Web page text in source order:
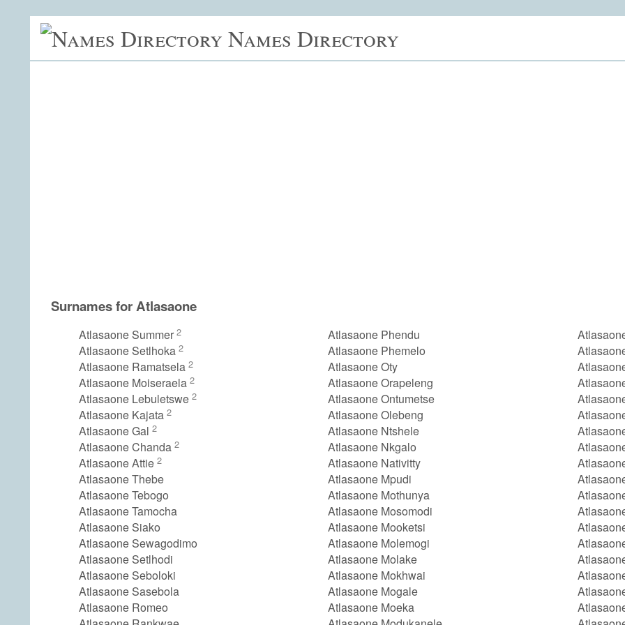
Names Directory
Surnames for Atlasaone
Atlasaone Summer 2
Atlasaone Setlhoka 2
Atlasaone Ramatsela 2
Atlasaone Moiseraela 2
Atlasaone Lebuletswe 2
Atlasaone Kajata 2
Atlasaone Gal 2
Atlasaone Chanda 2
Atlasaone Attie 2
Atlasaone Thebe
Atlasaone Tebogo
Atlasaone Tamocha
Atlasaone Siako
Atlasaone Sewagodimo
Atlasaone Setlhodi
Atlasaone Seboloki
Atlasaone Sasebola
Atlasaone Romeo
Atlasaone Phendu
Atlasaone Phemelo
Atlasaone Oty
Atlasaone Orapeleng
Atlasaone Ontumetse
Atlasaone Olebeng
Atlasaone Ntshele
Atlasaone Nkgalo
Atlasaone Nativitty
Atlasaone Mpudi
Atlasaone Mothunya
Atlasaone Mosomodi
Atlasaone Mooketsi
Atlasaone Molemogi
Atlasaone Molake
Atlasaone Mokhwai
Atlasaone Mogale
Atlasaone Moeka